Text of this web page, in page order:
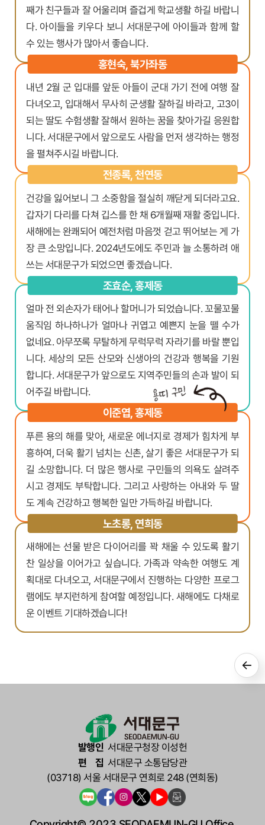
째가 친구들과 잘 어울리며 즐겁게 학교생활 하길 바랍니
다. 아이들을 키우다 보니 서대문구에 아이들과 함께 할
수 있는 행사가 많아서 좋습니다.
홍현숙, 북가좌동
내년 2월 군 입대를 앞둔 아들이 군대 가기 전에 여행 잘
다녀오고, 입대해서 무사히 군생활 잘하길 바라고, 고3이
되는 딸도 수험생활 잘해서 원하는 꿈을 찾아가길 응원합
니다. 서대문구에서 앞으로도 사람을 먼저 생각하는 행정
을 펼쳐주시길 바랍니다.
전종록, 천연동
건강을 잃어보니 그 소중함을 절실히 깨닫게 되더라고요.
갑자기 다리를 다쳐 깁스를 한 채 6개월째 재활 중입니다.
새해에는 완쾌되어 예전처럼 마음껏 걷고 뛰어보는 게 가
장 큰 소망입니다. 2024년도에도 주민과 늘 소통하려 애
쓰는 서대문구가 되었으면 좋겠습니다.
조효순, 홍제동
얼마 전 외손자가 태어나 할머니가 되었습니다. 꼬물꼬물
움직임 하나하나가 얼마나 귀엽고 예쁜지 눈을 뗄 수가
없네요. 아무쪼록 무탈하게 무럭무럭 자라기를 바랄 뿐입
니다. 세상의 모든 산모와 신생아의 건강과 행복을 기원
합니다. 서대문구가 앞으로도 지역주민들의 손과 발이 되
어주길 바랍니다.
이준엽, 홍제동
푸른 용의 해를 맞아, 새로운 에너지로 경제가 힘차게 부
흥하여, 더욱 활기 넘치는 신촌, 살기 좋은 서대문구가 되
길 소망합니다. 더 많은 행사로 구민들의 의욕도 살려주
시고 경제도 부탁합니다. 그리고 사랑하는 아내와 두 딸
도 계속 건강하고 행복한 일만 가득하길 바랍니다.
노초롱, 연희동
새해에는 선물 받은 다이어리를 꽉 채울 수 있도록 활기
찬 일상을 이어가고 싶습니다. 가족과 약속한 여행도 계
획대로 다녀오고, 서대문구에서 진행하는 다양한 프로그
램에도 부지런하게 참여할 예정입니다. 새해에도 다채로
운 이벤트 기대하겠습니다!
발행인 서대문구청장 이성헌
편집서대문구 소통담당관
(03718) 서울 서대문구 연희로 248 (연희동)